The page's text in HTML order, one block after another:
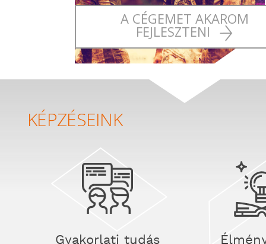
A CÉGEMET AKAROM
FEJLESZTENI
KÉPZÉSEINK
Gyakorlati tudás